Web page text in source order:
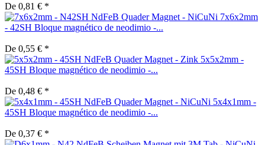
De 0,81 € *
7x6x2mm
- 42SH Bloque magnético de neodimio -...
De 0,55 € *
5x5x2mm -
45SH Bloque magnético de neodimio -...
De 0,48 € *
5x4x1mm -
45SH Bloque magnético de neodimio -...
De 0,37 € *